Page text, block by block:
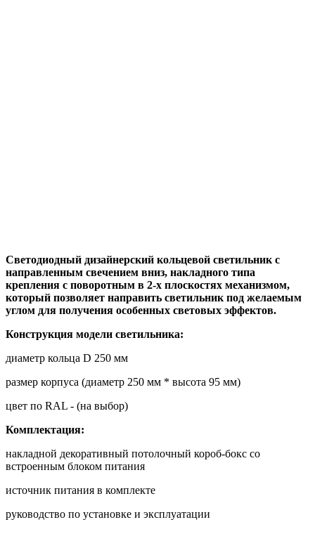
Светодиодный дизайнерский кольцевой светильник с
направленным свечением вниз, накладного типа
крепления с поворотным в 2-х плоскостях механизмом,
который позволяет направить светильник под желаемым
углом для получения особенных световых эффектов.
Конструкция модели светильника:
диаметр кольца D 250 мм
размер корпуса (диаметр 250 мм * высота 95 мм)
цвет по RAL - (на выбор)
Комплектация:
накладной декоративный потолочный короб-бокс со
встроенным блоком питания
источник питания в комплекте
руководство по установке и эксплуатации